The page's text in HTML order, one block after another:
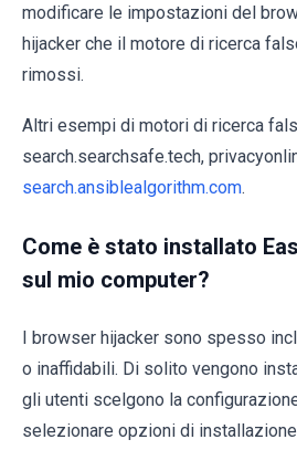
modificare le impostazioni del
hijacker che il motore di ricerca
rimossi.
Altri esempi di motori di ricerca
search.searchsafe.tech,
search.ansiblealgorithm.com.
Come è stato installato
sul mio computer?
I browser hijacker sono spesso
o inaffidabili. Di solito vengono
gli utenti scelgono la
selezionare opzioni di